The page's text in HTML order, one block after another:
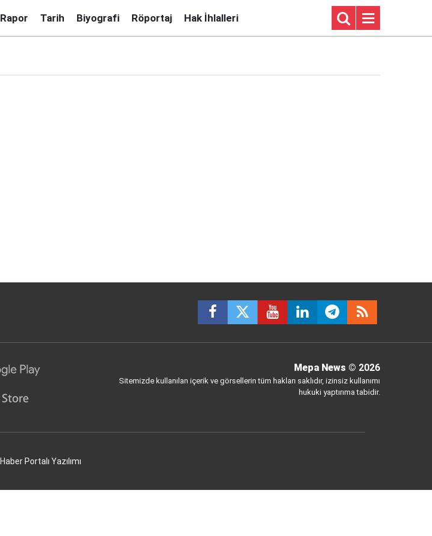
Rapor Tarih Biyografi Röportaj Hak İhlalleri
Mepa News © 2026
Sitemizde kullanılan içerik ve görsellerin tüm hakları saklıdır, izinsiz kullanımı
hukuki yaptırıma tabidir.
Haber Portalı Yazılımı